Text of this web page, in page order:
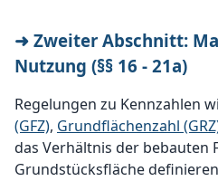
➜ Zweiter Abschnitt:
Nutzung (§§ 16 - 21a)
Regelungen zu Kennzahlen
(GFZ), Grundflächenzahl
das Verhältnis der bebauten
Grundstücksfläche